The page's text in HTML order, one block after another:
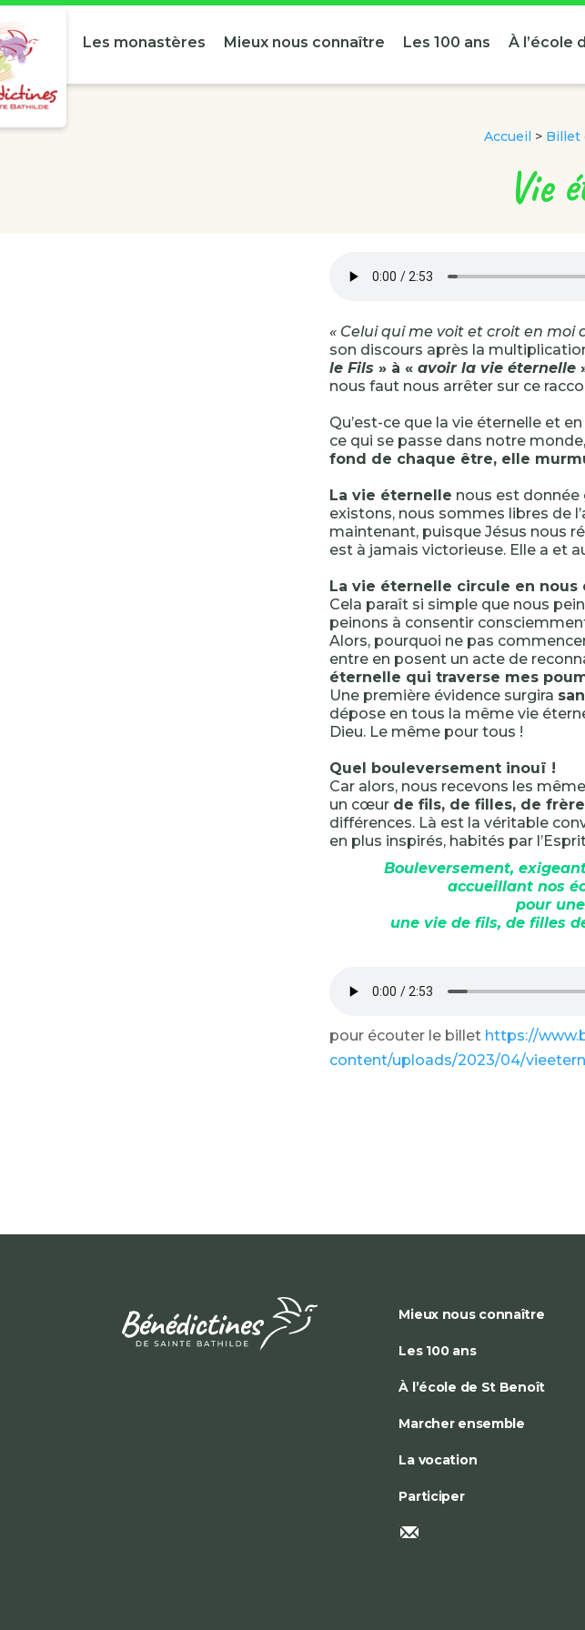
Les monastères Mieux nous connaître Les 100 ans À l’école
Accueil > Billet
Vie
« Celui qui me voit et croit en moi
son discours après la
le Fils » à « avoir la vie éternelle
nous faut nous arrêter sur ce
Qu’est-ce que la vie éternelle et
ce qui se passe dans notre
fond de chaque être, elle
La vie éternelle nous est
existons, nous sommes libres de
maintenant, puisque Jésus nous
est à jamais victorieuse. Elle a et
La vie éternelle circule en nous
Cela paraît si simple que nous
peinons à consentir
Alors, pourquoi ne pas
entre en posent un acte de
éternelle qui traverse mes
Une première évidence surgira
dépose en tous la même vie
Dieu. Le même pour tous !
Quel bouleversement inouï !
Car alors, nous recevons les
un cœur de fils, de filles, de
différences. Là est la véritable
en plus inspirés, habités par
Bouleversement, e
accueillant nos
pour
une vie de fils, de filles
pour écouter le billet https://
content/uploads/2023/04/
Mieux nous connaître
Les 100 ans
À l’école de St Benoît
Marcher ensemble
La vocation
Participer